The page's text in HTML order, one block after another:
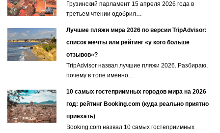
Грузинский парламент 15 апреля 2026 года в
третьем чтении одобрил…
Лучшие пляжи мира 2026 по версии TripAdvisor:
список мечты или рейтинг «у кого больше
отзывов»?
TripAdvisor назвал лучшие пляжи 2026. Разбираю,
почему в топе именно…
10 самых гостеприимных городов мира на 2026
год: рейтинг Booking.com (куда реально приятно
приехать)
Booking.com назвал 10 самых гостеприимных